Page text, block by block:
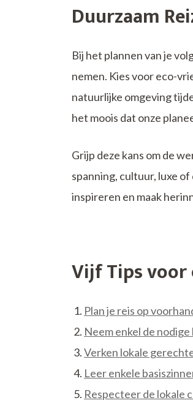
Duurzaam
Bij het plannen van je
nemen. Kies voor eco-
natuurlijke omgeving
het moois dat onze
Grijp deze kans om de
spanning, cultuur, luxe
inspireren en maak
Vijf Tips voor
Plan je reis op
Neem enkel de
Verken lokale
Leer enkele
Respecteer de lokale